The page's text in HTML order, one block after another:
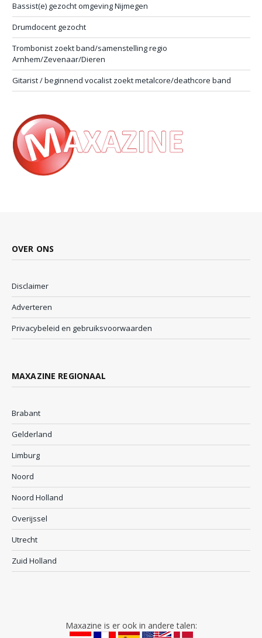
Bassist(e) gezocht omgeving Nijmegen
Drumdocent gezocht
Trombonist zoekt band/samenstelling regio
Arnhem/Zevenaar/Dieren
Gitarist / beginnend vocalist zoekt metalcore/deathcore band
OVER ONS
Disclaimer
Adverteren
Privacybeleid en gebruiksvoorwaarden
MAXAZINE REGIONAAL
Brabant
Gelderland
Limburg
Noord
Noord Holland
Overijssel
Utrecht
Zuid Holland
Maxazine is er ook in andere talen: